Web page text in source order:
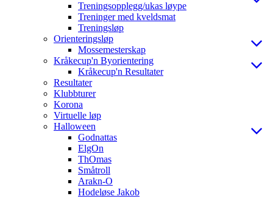
Treningsopplegg/ukas løype
Treninger med kveldsmat
Treningsløp
Orienteringsløp
Mossemesterskap
Kråkecup'n Byorientering
Kråkecup'n Resultater
Resultater
Klubbturer
Korona
Virtuelle løp
Halloween
Godnattas
ElgOn
ThOmas
Småtroll
Arakn-O
Hodeløse Jakob